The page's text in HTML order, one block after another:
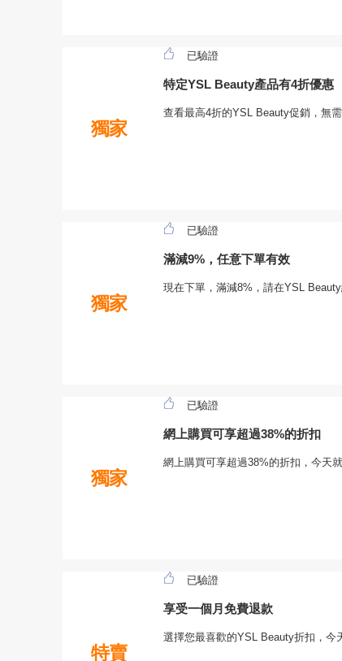
獨家
已驗證
特定YSL Beauty產品有4折優惠
查看最高4折的YSL Beauty促銷，無
獨家
已驗證
滿減9%，任意下單有效
現在下單，滿減8%，請在YSL
獨家
已驗證
網上購買可享超過38%的折扣
網上購買可享超過38%的折扣，今天
特賣
已驗證
享受一個月免費退款
選擇您最喜歡的YSL Beauty折扣，